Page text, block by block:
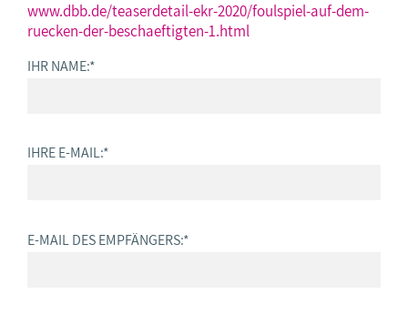
www.dbb.de/teaserdetail-ekr-2020/foulspiel-auf-dem-
ruecken-der-beschaeftigten-1.html
IHR NAME:*
IHRE E-MAIL:*
E-MAIL DES EMPFÄNGERS:*